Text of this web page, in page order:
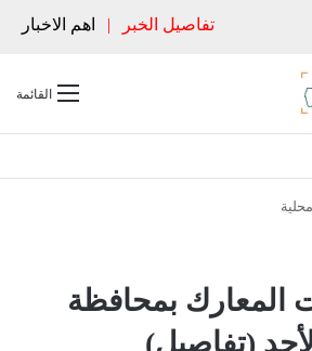
تفاصيل الخبر | اهم الاخبار